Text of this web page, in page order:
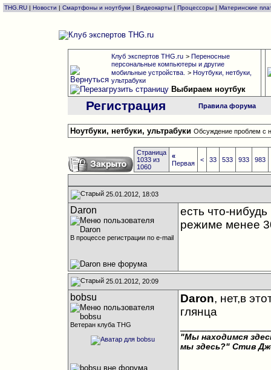
THG.RU | Новости | Смартфоны и ноутбуки | Видеокарты | Процессоры | Материнские
Клуб экспертов THG.ru > Переносные
персональные компьютеры и другие
мобильные устройства. > Ноутбуки, нетбуки,
ультрабуки
Выбираем ноутбук
Регистрация Правила форума
Ноутбуки, нетбуки, ультрабуки Обсуждение проблем с
Страница
1033 из
1060
«
Первая
< 33 533 933 983
25.01.2012, 18:03
Daron
В процессе регистрации по e-mail
есть что-
режиме менее
25.01.2012, 20:09
bobsu
Ветеран клуба THG
Daron, нет,в
глянца
"Мы находимся
мы здесь?" Стив